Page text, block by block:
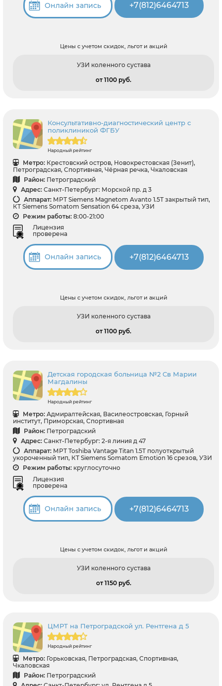
Онлайн запись +7(812)6464713
Цены с учетом скидок, льгот и акций
УЗИ коленного сустава
от 1100 pуб.
Консультативно-диагностический центр с
поликлиникой ФГБУ
Народный рейтинг
Метро: Крестовский остров, Новокрестовская (Зенит),
Петроградская, Спортивная, Чёрная речка, Чкаловская
Район: Петроградский
Адрес: Санкт-Петербург: Морской пр. д 3
Аппарат: МРТ Siemens Magnetom Avanto 1.5Т закрытый тип,
КТ Siemens Somatom Sensation 64 среза, УЗИ
Режим работы: 8:00-21:00
Лицензия
проверена
Онлайн запись +7(812)6464713
Цены с учетом скидок, льгот и акций
УЗИ коленного сустава
от 1100 pуб.
Детская городская больница №2 Св Марии
Магдалины
Народный рейтинг
Метро: Адмиралтейская, Василеостровская, Горный
институт, Приморская, Спортивная
Район: Петроградский
Адрес: Санкт-Петербург: 2-я линия д 47
Аппарат: МРТ Toshiba Vantage Titan 1.5T полуоткрытый
укороченный тип, КТ Siemens Somatom Emotion 16 срезов, УЗИ
Режим работы: круглосуточно
Лицензия
проверена
Онлайн запись +7(812)6464713
Цены с учетом скидок, льгот и акций
УЗИ коленного сустава
от 1150 pуб.
ЦМРТ на Петроградской ул. Рентгена д 5
Народный рейтинг
Метро: Горьковская, Петроградская, Спортивная,
Чкаловская
Район: Петроградский